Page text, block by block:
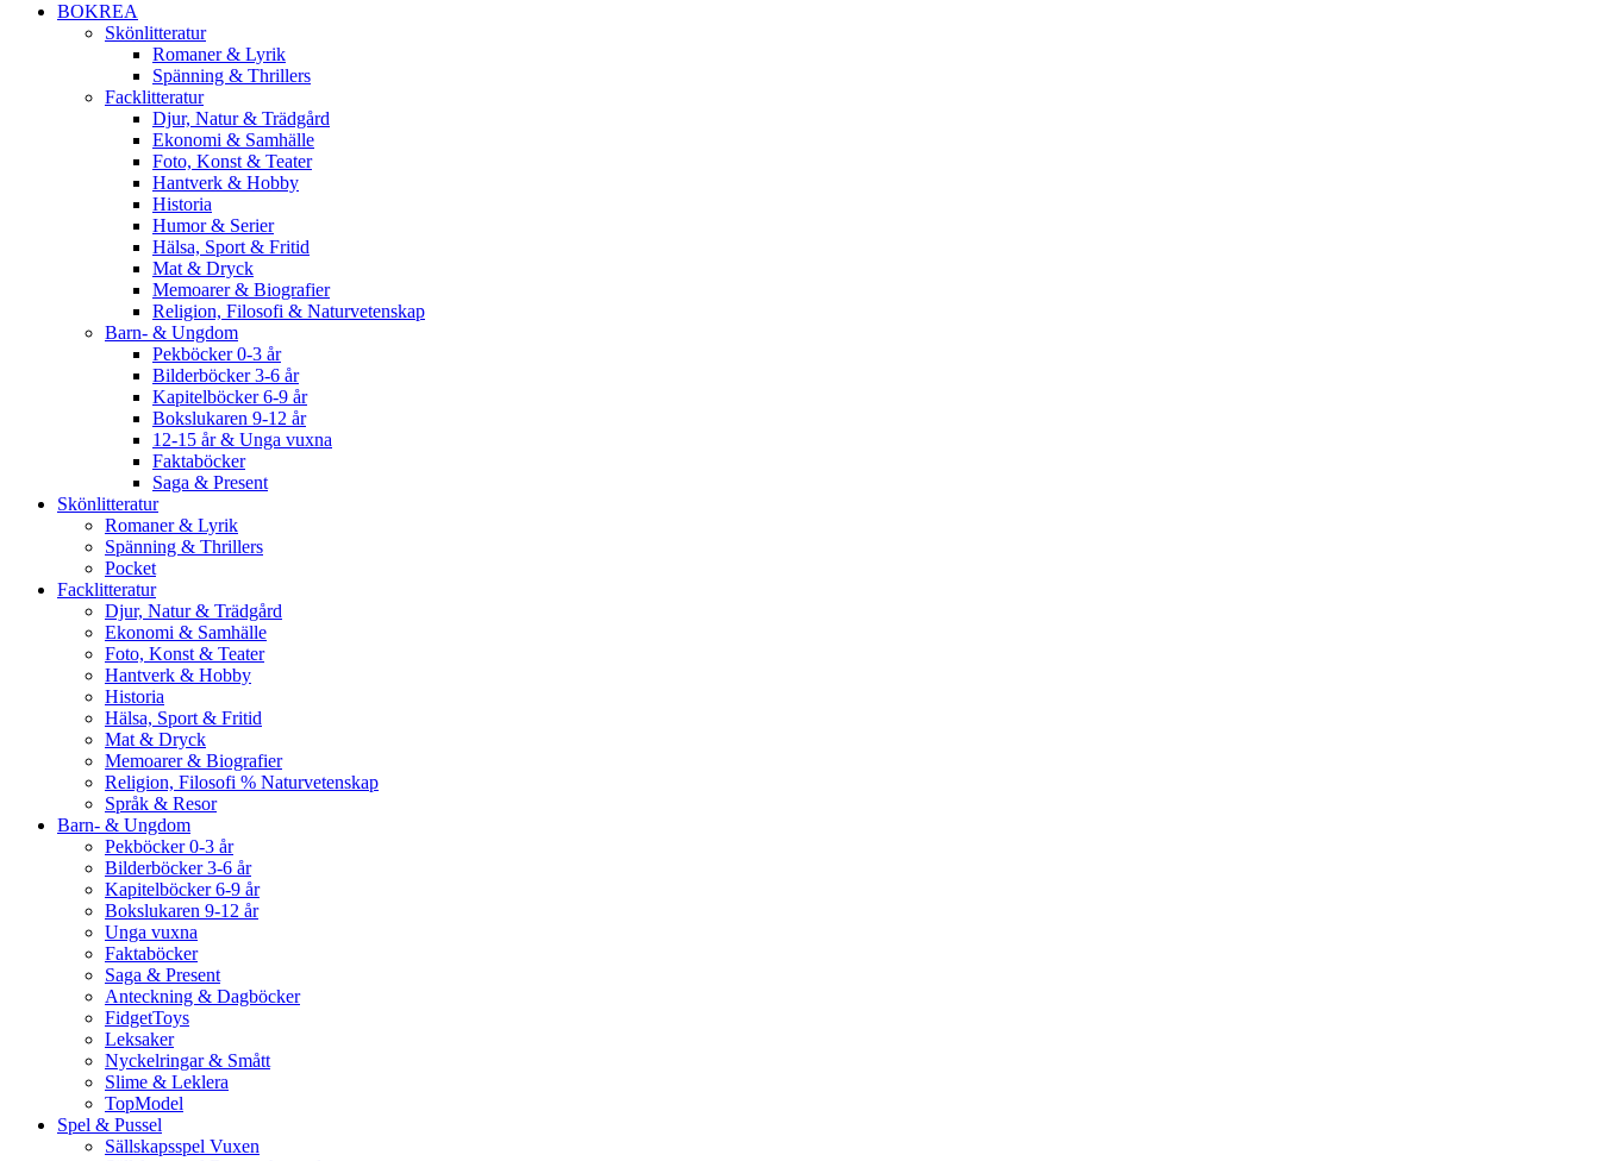
BOKREA
Skönlitteratur
Romaner & Lyrik
Spänning & Thrillers
Facklitteratur
Djur, Natur & Trädgård
Ekonomi & Samhälle
Foto, Konst & Teater
Hantverk & Hobby
Historia
Humor & Serier
Hälsa, Sport & Fritid
Mat & Dryck
Memoarer & Biografier
Religion, Filosofi & Naturvetenskap
Barn- & Ungdom
Pekböcker 0-3 år
Bilderböcker 3-6 år
Kapitelböcker 6-9 år
Bokslukaren 9-12 år
12-15 år & Unga vuxna
Faktaböcker
Saga & Present
Skönlitteratur
Romaner & Lyrik
Spänning & Thrillers
Pocket
Facklitteratur
Djur, Natur & Trädgård
Ekonomi & Samhälle
Foto, Konst & Teater
Hantverk & Hobby
Historia
Hälsa, Sport & Fritid
Mat & Dryck
Memoarer & Biografier
Religion, Filosofi % Naturvetenskap
Språk & Resor
Barn- & Ungdom
Pekböcker 0-3 år
Bilderböcker 3-6 år
Kapitelböcker 6-9 år
Bokslukaren 9-12 år
Unga vuxna
Faktaböcker
Saga & Present
Anteckning & Dagböcker
FidgetToys
Leksaker
Nyckelringar & Smått
Slime & Leklera
TopModel
Spel & Pussel
Sällskapsspel Vuxen